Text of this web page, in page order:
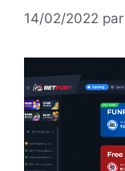
14/02/2022 par